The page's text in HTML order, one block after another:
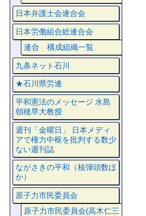
日本弁護士会連合会
日本労働組合総連合会
連合 構成組織一覧
九条ネット石川
★石川県労連
平和憲法のメッセージ 水島
朝穂早大教授
週刊「金曜日」 日本メディ
アで権力中枢を批判する数少
ない週刊誌
ながさきの平和（核弾頭数ほ
か）
原子力市民委員会
原子力市民委員会(高木仁三